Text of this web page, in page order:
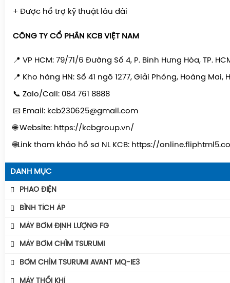
+ Được hổ trợ kỹ thuật lâu dài
CÔNG TY CỔ PHẦN KCB VIỆT NAM
📍 VP HCM: 79/71/6 Đường Số 4, P. Bình Hưng Hòa, TP.
📍 Kho hàng HN: Số 41 ngõ 1277, Giải Phóng, Hoàng Mai,
📞 Zalo/Call: 084 761 8888
📧 Email: kcb230625@gmail.com
🌐 Website: https://kcbgroup.vn/
🌐Link tham khảo hồ sơ NL KCB: https://
DANH MỤC
PHAO ĐIỆN
Phao Báo Mức
Phao Điện Tecno- Italy
BÌNH TÍCH ÁP
Bình Tích Áp Aquafill
Bình Tích Áp VAREM
MÁY BƠM ĐỊNH LƯỢNG FG
MÁY BƠM CHÌM TSURUMI
MÁY BƠM TSURUMI UNIVERSE
MÁY BƠM TSURUMI AVANT
BƠM CHÌM TSURUMI AVANT MQ-IE3
Máy Bơm Tsurumi Avant MQU
MÁY THỔI KHÍ